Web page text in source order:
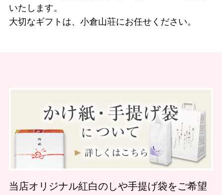
いたします。
大切なギフトは、小倉山荘にお任せください。
当店オリジナル紅白のしや手提げ袋をご希望